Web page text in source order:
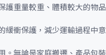
護重量較重、體積較大的物品
衝保護，減少運輸過程中
。無論是家庭搬遷、產品包